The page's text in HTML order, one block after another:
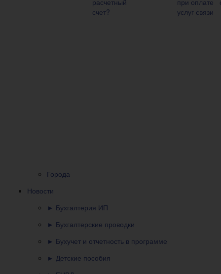
Города
Новости
► Бухгалтерия ИП
► Бухгалтерские проводки
► Бухучет и отчетность в программе
► Детские пособия